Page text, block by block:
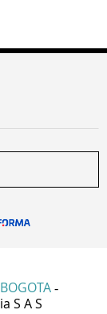
-
S A S